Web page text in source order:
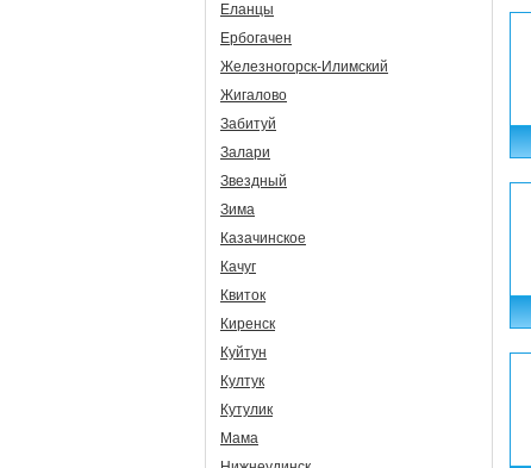
Еланцы
Ербогачен
Железногорск-Илимский
Жигалово
Забитуй
Залари
Звездный
Зима
Казачинское
Качуг
Квиток
Киренск
Куйтун
Култук
Кутулик
Мама